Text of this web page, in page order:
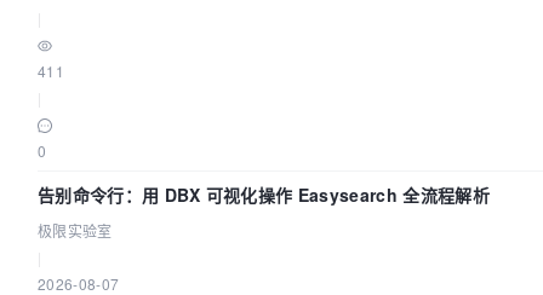
411
0
告别命令行：用 DBX 可视化操作 Easysearch 全流程解析
极限实验室
2026-08-07